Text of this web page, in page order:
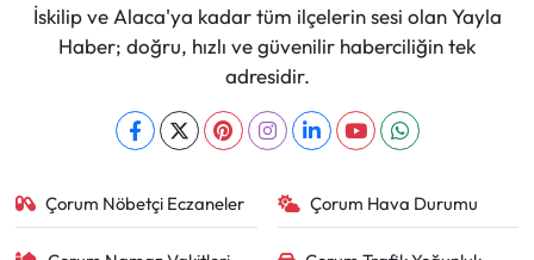
İskilip ve Alaca'ya kadar tüm ilçelerin sesi olan Yayla
Haber; doğru, hızlı ve güvenilir haberciliğin tek
adresidir.
Çorum Nöbetçi Eczaneler Çorum Hava Durumu